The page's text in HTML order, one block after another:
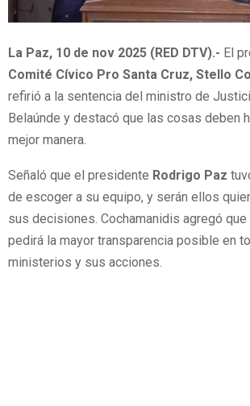
La Paz, 10 de nov 2025 (RED DTV).- El
Comité Cívico Pro Santa Cruz, Stello
refirió a la sentencia del ministro de
Belaúnde y destacó que las cosas deben
mejor manera.
Señaló que el presidente Rodrigo Paz
de escoger a su equipo, y serán ellos
sus decisiones. Cochamanidis agregó
pedirá la mayor transparencia posible en
ministerios y sus acciones.